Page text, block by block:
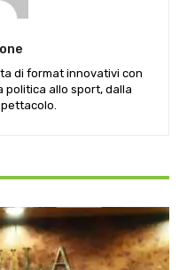
di format innovativi con
politica allo sport, dalla